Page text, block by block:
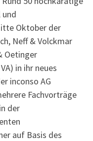
und
Oktober der
Neff & Volckmar
Oetinger
in ihr neues
inconso AG
Fachvorträge
der
auf Basis des